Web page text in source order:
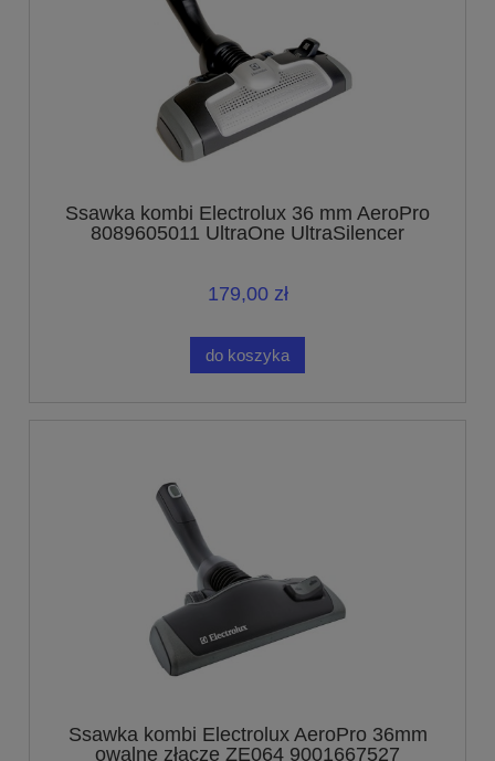
Ssawka kombi Electrolux 36 mm AeroPro
8089605011 UltraOne UltraSilencer
179,00 zł
do koszyka
Ssawka kombi Electrolux AeroPro 36mm
owalne złącze ZE064 9001667527